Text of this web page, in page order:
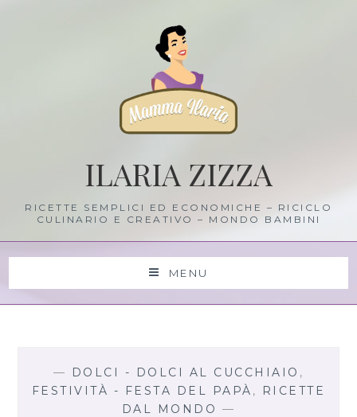
ILARIA ZIZZA
RICETTE SEMPLICI ED ECONOMICHE – RICICLO
CULINARIO E CREATIVO – MONDO BAMBINI
MENU
— DOLCI - DOLCI AL CUCCHIAIO ,
FESTIVITÀ - FESTA DEL PAPÀ ,
RICETTE
DAL MONDO —